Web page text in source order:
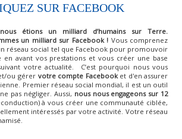
SUR FACEBOOK
étions un milliard d’humains sur Terre.
un milliard sur Facebook ! Vous comprenez
réseau social tel que Facebook pour promouvoir
avant vos prestations et vous créer une base
votre actualité. C’est pourquoi nous vous
ou gérer votre compte Facebooket d'en assurer
Premier réseau social mondial, il est un outil
pas négliger. Aussi, nous nous engageons sur 12
à vous créer une communauté ciblée,
intéressés par votre activité. Votre réseau